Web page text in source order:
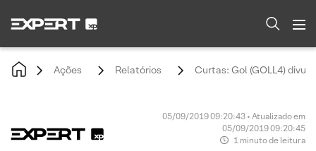
Ações Relatórios Curtas: Gol (GOLL4)
05/09/2019 09:20:43 • Atualizado em
05/09/2019 09:20:45
1 minuto de leitura